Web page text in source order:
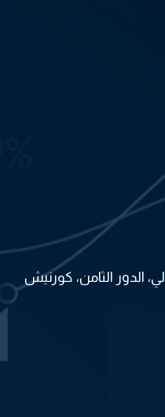
الدور الثامن، كورنيش